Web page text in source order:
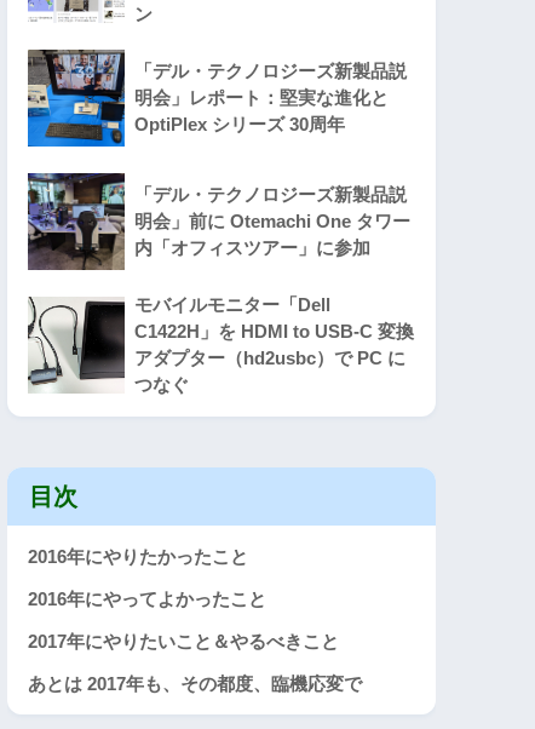
ン
「デル・テクノロジーズ新製品説
明会」レポート：堅実な進化と
OptiPlex シリーズ 30周年
「デル・テクノロジーズ新製品説
明会」前に Otemachi One タワー
内「オフィスツアー」に参加
モバイルモニター「Dell
C1422H」を HDMI to USB-C 変換
アダプター（hd2usbc）で PC に
つなぐ
目次
2016年にやりたかったこと
2016年にやってよかったこと
2017年にやりたいこと＆やるべきこと
あとは 2017年も、その都度、臨機応変で